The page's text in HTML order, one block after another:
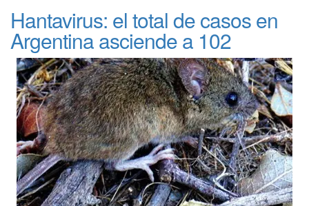
Hantavirus: el total de casos en
Argentina asciende a 102